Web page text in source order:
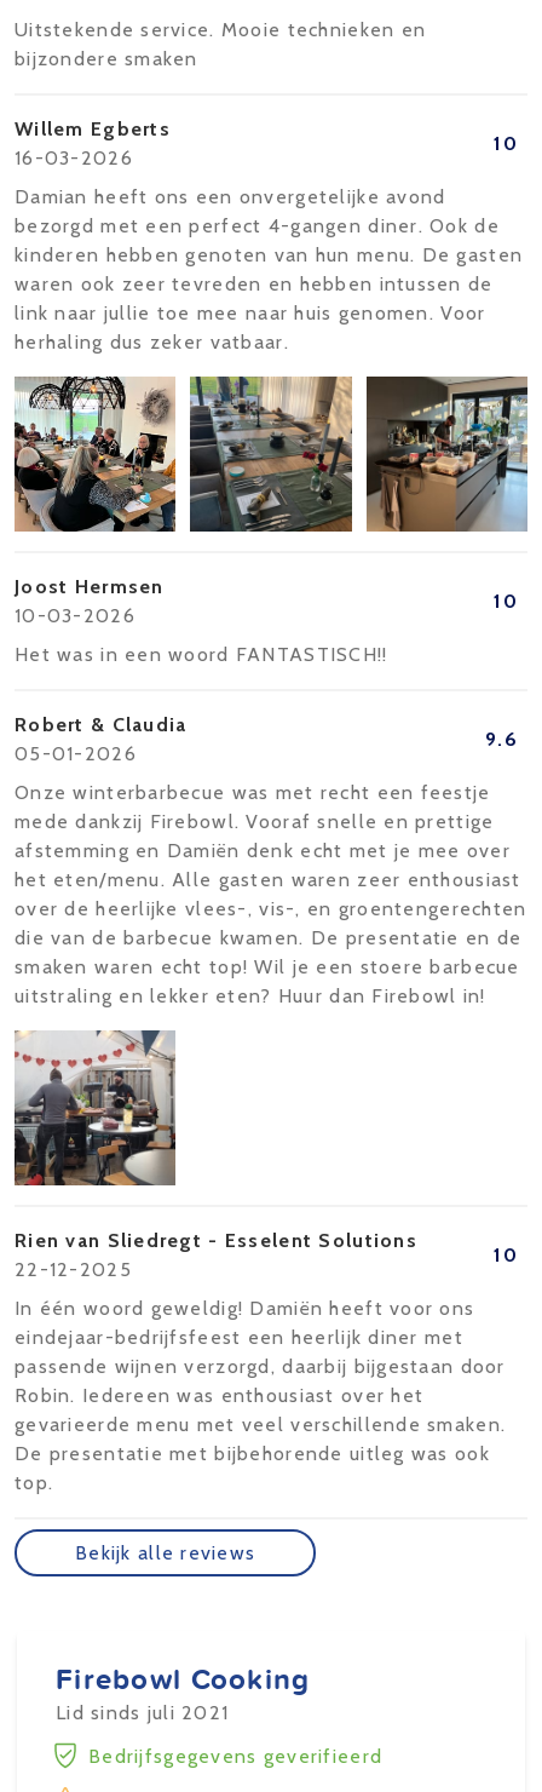
Uitstekende service. Mooie technieken en
bijzondere smaken
Willem Egberts
16-03-2026
10
Damian heeft ons een onvergetelijke avond
bezorgd met een perfect 4-gangen diner. Ook de
kinderen hebben genoten van hun menu. De gasten
waren ook zeer tevreden en hebben intussen de
link naar jullie toe mee naar huis genomen. Voor
herhaling dus zeker vatbaar.
Joost Hermsen
10-03-2026
10
Het was in een woord FANTASTISCH!!
Robert & Claudia
05-01-2026
9.6
Onze winterbarbecue was met recht een feestje
mede dankzij Firebowl. Vooraf snelle en prettige
afstemming en Damiën denk echt met je mee over
het eten/menu. Alle gasten waren zeer enthousiast
over de heerlijke vlees-, vis-, en groentengerechten
die van de barbecue kwamen. De presentatie en de
smaken waren echt top! Wil je een stoere barbecue
uitstraling en lekker eten? Huur dan Firebowl in!
Rien van Sliedregt - Esselent Solutions
22-12-2025
10
In één woord geweldig! Damiën heeft voor ons
eindejaar-bedrijfsfeest een heerlijk diner met
passende wijnen verzorgd, daarbij bijgestaan door
Robin. Iedereen was enthousiast over het
gevarieerde menu met veel verschillende smaken.
De presentatie met bijbehorende uitleg was ook
top.
Bekijk alle reviews
Firebowl Cooking
Lid sinds juli 2021
Bedrijfsgegevens geverifieerd